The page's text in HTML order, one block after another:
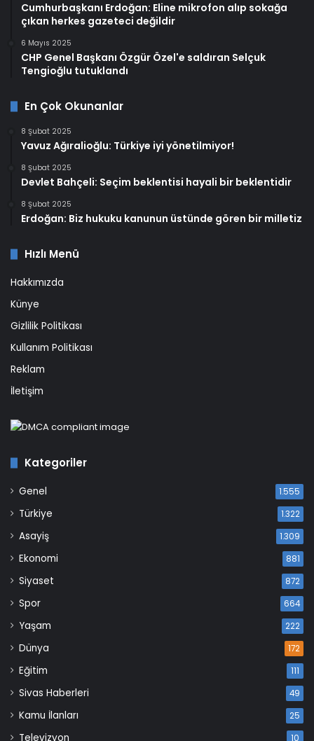
Cumhurbaşkanı Erdoğan: Eline mikrofon alıp sokağa
çıkan herkes gazeteci değildir
6 Mayıs 2025
CHP Genel Başkanı Özgür Özel'e saldıran Selçuk
Tengioğlu tutuklandı
En Çok Okunanlar
8 Şubat 2025
Yavuz Ağıralioğlu: Türkiye iyi yönetilmiyor!
8 Şubat 2025
Devlet Bahçeli: Seçim beklentisi hayali bir beklentidir
8 Şubat 2025
Erdoğan: Biz hukuku kanunun üstünde gören bir milletiz
Hızlı Menü
Hakkımızda
Künye
Gizlilik Politikası
Kullanım Politikası
Reklam
İletişim
Kategoriler
Genel 1.555
Türkiye 1.322
Asayiş 1.309
Ekonomi 881
Siyaset 872
Spor 664
Yaşam 222
Dünya 172
Eğitim 111
Sivas Haberleri 49
Kamu İlanları 25
Televizyon 10